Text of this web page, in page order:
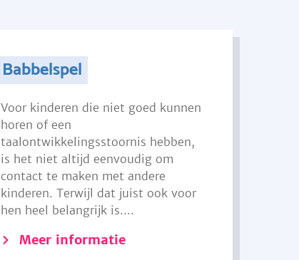
Babbelspel
Voor kinderen die niet goed kunnen
horen of een
taalontwikkelingsstoornis hebben,
is het niet altijd eenvoudig om
contact te maken met andere
kinderen. Terwijl dat juist ook voor
hen heel belangrijk is....
Meer informatie